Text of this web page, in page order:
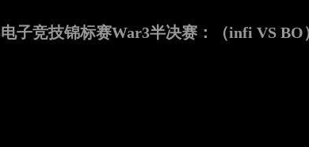
子竞技锦标赛War3半决赛：（infi VS BO